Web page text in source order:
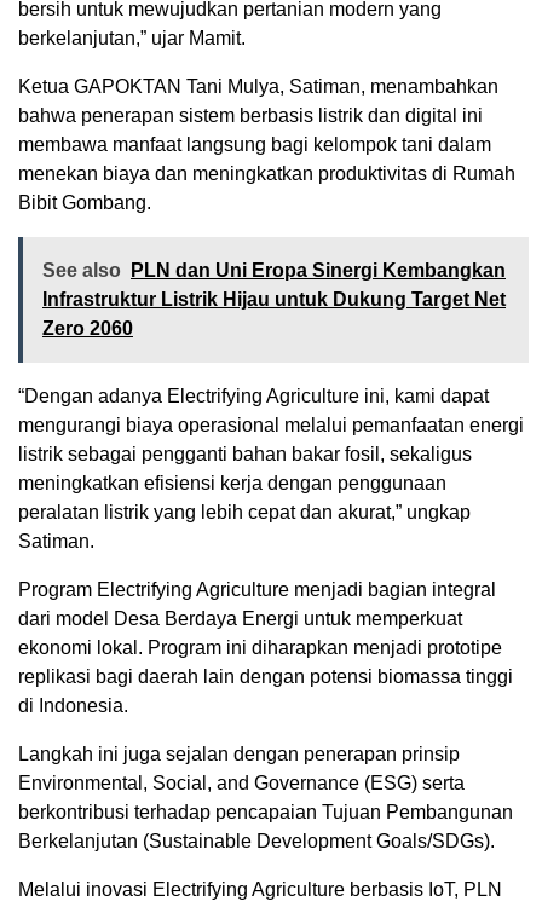
bersih untuk mewujudkan pertanian modern yang
berkelanjutan,” ujar Mamit.
Ketua GAPOKTAN Tani Mulya, Satiman, menambahkan
bahwa penerapan sistem berbasis listrik dan digital ini
membawa manfaat langsung bagi kelompok tani dalam
menekan biaya dan meningkatkan produktivitas di Rumah
Bibit Gombang.
See also
PLN dan Uni Eropa Sinergi Kembangkan
Infrastruktur Listrik Hijau untuk Dukung Target Net
Zero 2060
“Dengan adanya Electrifying Agriculture ini, kami dapat
mengurangi biaya operasional melalui pemanfaatan energi
listrik sebagai pengganti bahan bakar fosil, sekaligus
meningkatkan efisiensi kerja dengan penggunaan
peralatan listrik yang lebih cepat dan akurat,” ungkap
Satiman.
Program Electrifying Agriculture menjadi bagian integral
dari model Desa Berdaya Energi untuk memperkuat
ekonomi lokal. Program ini diharapkan menjadi prototipe
replikasi bagi daerah lain dengan potensi biomassa tinggi
di Indonesia.
Langkah ini juga sejalan dengan penerapan prinsip
Environmental, Social, and Governance (ESG) serta
berkontribusi terhadap pencapaian Tujuan Pembangunan
Berkelanjutan (Sustainable Development Goals/SDGs).
Melalui inovasi Electrifying Agriculture berbasis IoT, PLN